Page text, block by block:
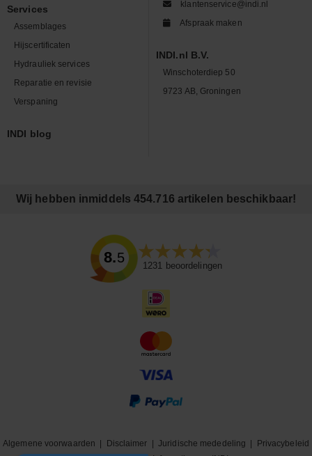
Services
Assemblages
Hijscertificaten
Hydrauliek services
Reparatie en revisie
Verspaning
INDI blog
klantenservice@indi.nl
Afspraak maken
INDI.nl B.V.
Winschoterdiep 50
9723 AB, Groningen
Wij hebben inmiddels 454.716 artikelen beschikbaar!
8.5
1231 beoordelingen
Algemene voorwaarden Disclaimer |Juridische mededeling
Privacybeleid